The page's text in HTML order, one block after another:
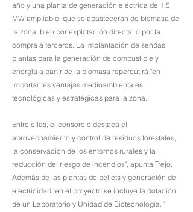
año y una planta de generación eléctrica de 1,5
MW ampliable, que se abastecerán de biomasa de
la zona, bien por explotación directa, o por la
compra a terceros. La implantación de sendas
plantas para la generación de combustible y
energía a partir de la biomasa repercutirá "en
importantes ventajas medioambientales,
tecnológicas y estratégicas para la zona.
Entre ellas, el consorcio destaca el
aprovechamiento y control de residuos forestales,
la conservación de los entornos rurales y la
reducción del riesgo de incendios", apunta Trejo.
Además de las plantas de pellets y generación de
electricidad, en el proyecto se incluye la dotación
de un Laboratorio y Unidad de Biotecnología. "